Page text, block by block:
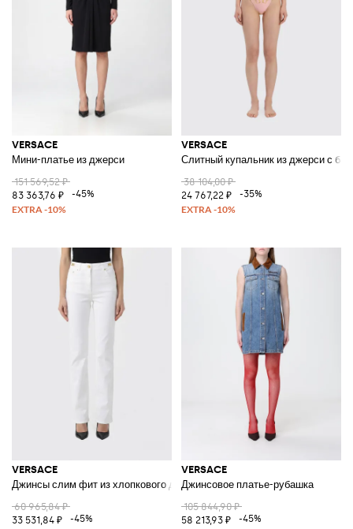
VERSACE
Мини-платье из джерси
151 569,52 ₽
83 363,76 ₽
-45%
VERSACE
Слитный купальник из джерси с
38 104,00 ₽
24 767,22 ₽
-35%
VERSACE
Джинсы слим фит из хлопкового денима
60 965,84 ₽
33 531,84 ₽
-45%
VERSACE
Джинсовое платье-рубашка
105 844,90 ₽
58 213,93 ₽
-45%